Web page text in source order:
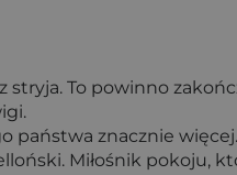
To powinno
państwa znacznie
Miłośnik pokoju,